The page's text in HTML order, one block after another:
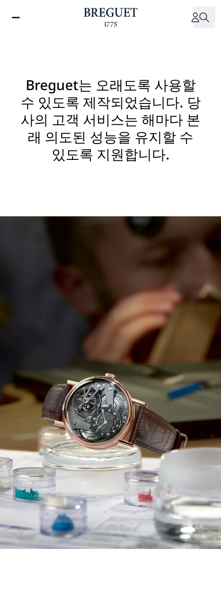
Breguet는 오래도록 사용할
수 있도록 제작되었습니다. 당
사의 고객 서비스는 해마다 본
래 의도된 성능을 유지할 수
있도록 지원합니다.